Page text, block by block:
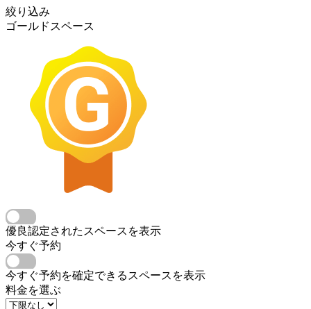
絞り込み
ゴールドスペース
優良認定されたスペースを表示
今すぐ予約
今すぐ予約を確定できるスペースを表示
料金を選ぶ